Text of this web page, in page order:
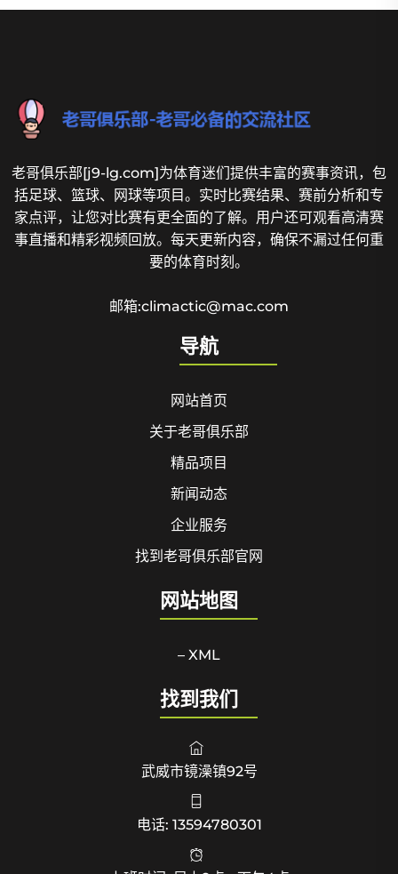
老哥俱乐部[j9-lg.com]为体育迷们提供丰富的赛事资讯，包
括足球、篮球、网球等项目。实时比赛结果、赛前分析和专
家点评，让您对比赛有更全面的了解。用户还可观看高清赛
事直播和精彩视频回放。每天更新内容，确保不漏过任何重
要的体育时刻。
邮箱:climactic@mac.com
导航
网站首页
关于老哥俱乐部
精品项目
新闻动态
企业服务
找到老哥俱乐部官网
网站地图
– XML
找到我们
武威市镜澡镇92号
电话: 13594780301